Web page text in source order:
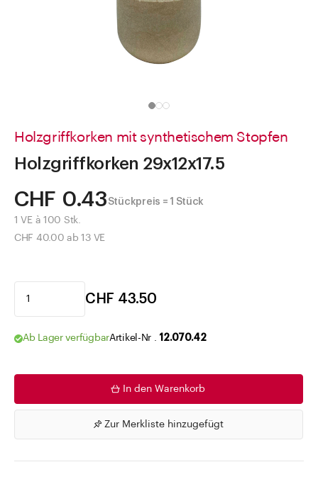
Holzgriffkorken mit synthetischem Stopfen
Holzgriffkorken 29x12x17.5
CHF 0.43 Stückpreis = 1 Stück
1 VE à 100 Stk.
CHF 40.00 ab 13 VE
CHF 43.50
Ab Lager verfügbarArtikel-Nr . 12.070.42
In den Warenkorb
Zur Merkliste hinzugefügt